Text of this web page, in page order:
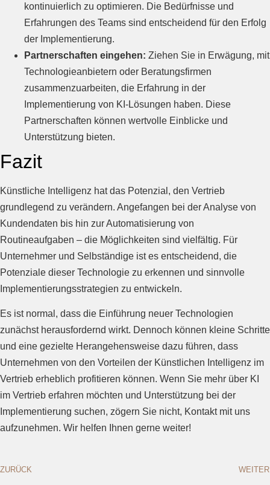
kontinuierlich zu optimieren. Die Bedürfnisse und
Erfahrungen des Teams sind entscheidend für den Erfolg
der Implementierung.
Partnerschaften eingehen: Ziehen Sie in Erwägung, mit
Technologieanbietern oder Beratungsfirmen
zusammenzuarbeiten, die Erfahrung in der
Implementierung von KI-Lösungen haben. Diese
Partnerschaften können wertvolle Einblicke und
Unterstützung bieten.
Fazit
Künstliche Intelligenz hat das Potenzial, den Vertrieb
grundlegend zu verändern. Angefangen bei der Analyse von
Kundendaten bis hin zur Automatisierung von
Routineaufgaben – die Möglichkeiten sind vielfältig. Für
Unternehmer und Selbständige ist es entscheidend, die
Potenziale dieser Technologie zu erkennen und sinnvolle
Implementierungsstrategien zu entwickeln.
Es ist normal, dass die Einführung neuer Technologien
zunächst herausfordernd wirkt. Dennoch können kleine Schritte
und eine gezielte Herangehensweise dazu führen, dass
Unternehmen von den Vorteilen der Künstlichen Intelligenz im
Vertrieb erheblich profitieren können. Wenn Sie mehr über KI
im Vertrieb erfahren möchten und Unterstützung bei der
Implementierung suchen, zögern Sie nicht, Kontakt mit uns
aufzunehmen. Wir helfen Ihnen gerne weiter!
ZURÜCK WEITER